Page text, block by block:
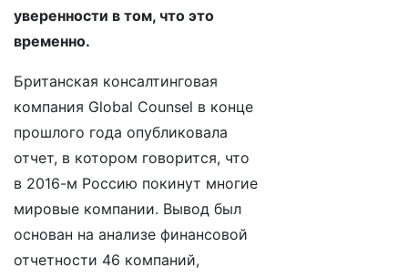
уверенности в том, что это
временно.
Британская консалтинговая
компания Global Counsel в конце
прошлого года опубликовала
отчет, в котором говорится, что
в 2016-м Россию покинут многие
мировые компании. Вывод был
основан на анализе финансовой
отчетности 46 компаний,